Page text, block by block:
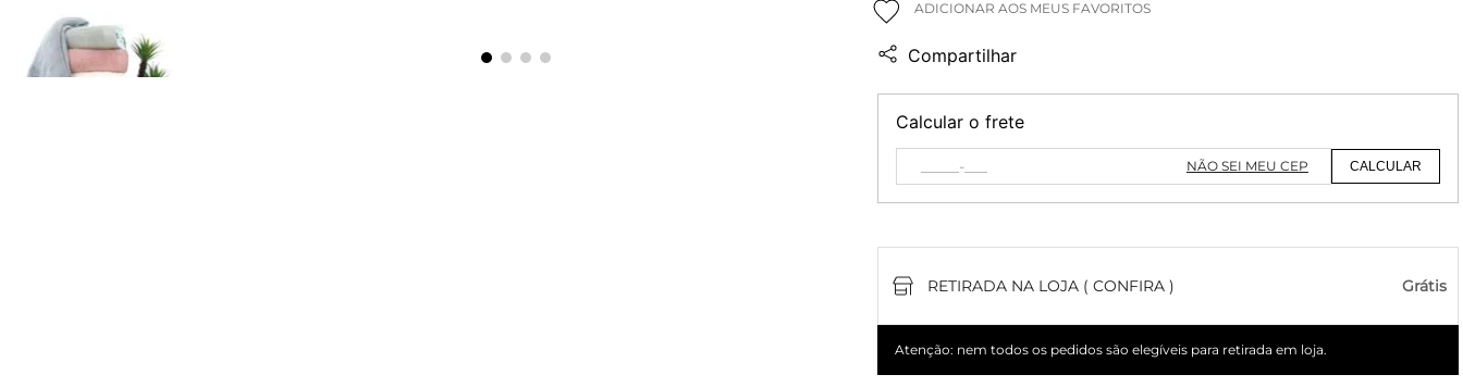
Compartilhar
Calcular o frete
NÃO SEI MEU CEP CALCULAR
RETIRADA NA LOJA ( CONFIRA ) Grátis
Atenção: nem todos os pedidos são elegíveis para retirada em loja.